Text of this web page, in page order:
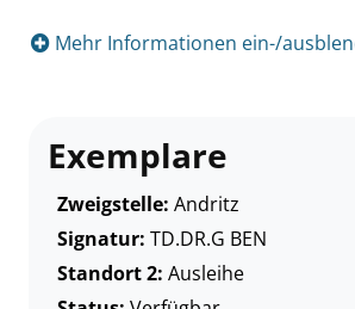
Mehr Informationen ein-/
Exemplare
Zweigstelle: Andritz
Signatur: TD.DR.G BEN
Standort 2: Ausleihe